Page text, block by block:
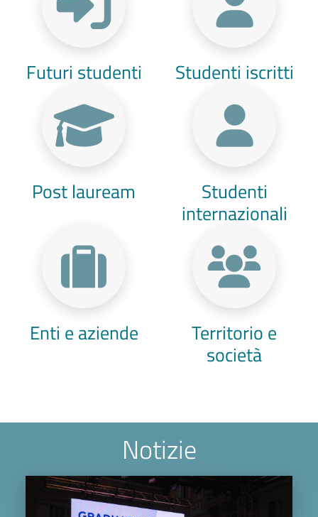
Futuri studenti Studenti iscritti
Post lauream Studenti
internazionali
Enti e aziende Territorio e
società
Notizie
Image